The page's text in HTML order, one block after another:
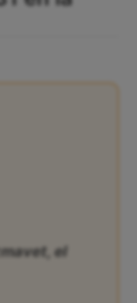
el